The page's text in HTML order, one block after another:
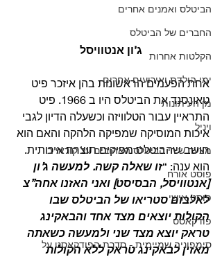
הביטלס ואמנים אחרים
החברים של הביטלס
הקלטות אחרות
ימי הולדת ואירועים אחרים
מן העיתונות
ויניל
מצעד שירי הביטלס האהובים על קוראי ב
פוסט אורח
פוסט אישי
פודקאסט
סימפוניה שמיימית - סדרת הפודקאסט על
ג’ון אנטוויסל
אחת הפעמים הראשונות בהן איזכר פיט
טאונסנד את הביטלס היו ב 1966. פיט
התראיין עבור הטלוויזה וכשעלה הדיון לגבי
איכות המוסיקה שמפיקה הלהקה והאם הוא
חושב שהביטלס מפיקים תוצרת איכותית.
הוא ענה: “זו שאלה קשה. למעשה ג’ון
[אנטוויסל, הבסיסט] ואני האזנו אחה”צ
לאלבום סטריאו של הביטלס שבו
הקולות יוצאים מצד אחד והבאקינג
טראק יוצא מצד שני ולמעשה כשאתה
מאזין לבאקינג טראק ללא הקולות